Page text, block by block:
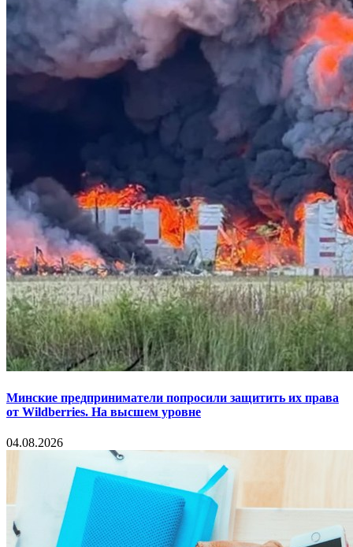
Минские предприниматели попросили защитить их права
от Wildberries. На высшем уровне
04.08.2026